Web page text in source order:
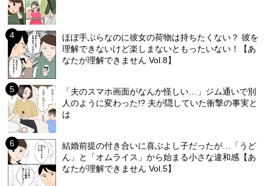
ほぼ手ぶらなのに彼女の荷物は持ちたくない？ 彼を
理解できないけど楽しまないともったいない！【あ
なたが理解できません Vol.8】
「夫のスマホ画面がなんか怪しい…」ジム通いで別
人のように変わった!? 夫が隠していた衝撃の事実と
は
結婚前提の付き合いに喜ぶよし子だったが…「うど
ん」と「オムライス」から始まる小さな違和感【あ
なたが理解できません Vol.5】